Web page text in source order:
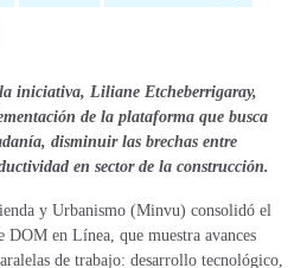
iniciativa, Liliane Etcheberrigaray,
de la plataforma que busca
disminuir las brechas entre
en sector de la construcción.
y Urbanismo (Minvu) consolidó el
DOM en Línea, que muestra avances
de trabajo: desarrollo tecnológico,